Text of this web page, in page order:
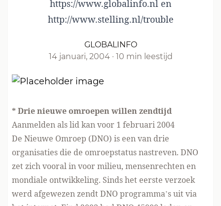
https://www.globalinfo.nl en
http://www.stelling.nl/trouble
GLOBALINFO
14 januari, 2004 · 10 min leestijd
* Drie nieuwe omroepen willen zendtijd
Aanmelden als lid kan voor 1 februari 2004
De Nieuwe Omroep (DNO) is een van drie
organisaties die de omroepstatus nastreven. DNO
zet zich vooral in voor milieu, mensenrechten en
mondiale ontwikkeling. Sinds het eerste verzoek
werd afgewezen zendt DNO programma’s uit via